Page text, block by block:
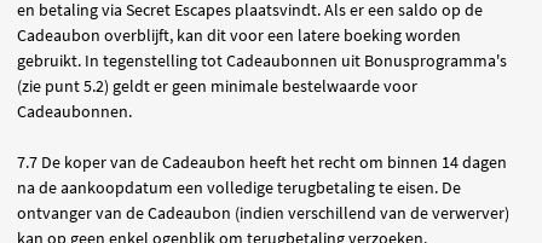
en betaling via Secret Escapes plaatsvindt. Als er een saldo op de
Cadeaubon overblijft, kan dit voor een latere boeking worden
gebruikt. In tegenstelling tot Cadeaubonnen uit Bonusprogramma's
(zie punt 5.2) geldt er geen minimale bestelwaarde voor
Cadeaubonnen.
7.7 De koper van de Cadeaubon heeft het recht om binnen 14 dagen
na de aankoopdatum een volledige terugbetaling te eisen. De
ontvanger van de Cadeaubon (indien verschillend van de verwerver)
kan op geen enkel ogenblik om terugbetaling verzoeken.